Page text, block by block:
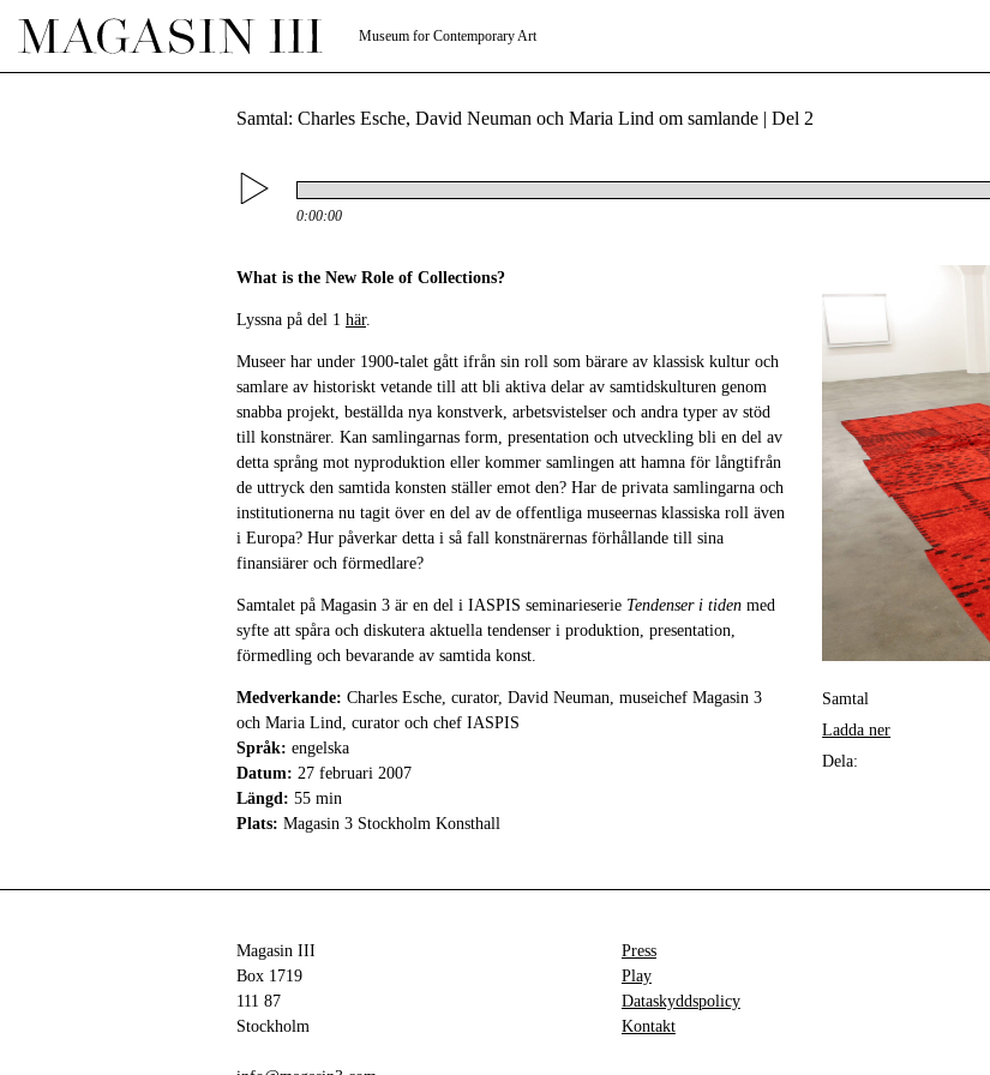
Museum for Contemporary Art
Samtal: Charles Esche, David Neuman och Maria Lind om samlande | Del 2
0:00:00
What is the New Role of Collections?
Lyssna på del 1 här.
Museer har under 1900-talet gått ifrån sin roll som bärare av klassisk kultur och
samlare av historiskt vetande till att bli aktiva delar av samtidskulturen genom
snabba projekt, beställda nya konstverk, arbetsvistelser och andra typer av stöd
till konstnärer. Kan samlingarnas form, presentation och utveckling bli en del av
detta språng mot nyproduktion eller kommer samlingen att hamna för långtifrån
de uttryck den samtida konsten ställer emot den? Har de privata samlingarna och
institutionerna nu tagit över en del av de offentliga museernas klassiska roll även
i Europa? Hur påverkar detta i så fall konstnärernas förhållande till sina
finansiärer och förmedlare?
Samtalet på Magasin 3 är en del i IASPIS seminarieserie Tendenser i tiden med
syfte att spåra och diskutera aktuella tendenser i produktion, presentation,
förmedling och bevarande av samtida konst.
Medverkande: Charles Esche, curator, David Neuman, museichef Magasin 3
och Maria Lind, curator och chef IASPIS
Språk: engelska
Datum: 27 februari 2007
Längd: 55 min
Plats: Magasin 3 Stockholm Konsthall
Samtal
Ladda ner
Dela:
Magasin III
Box 1719
111 87
Stockholm
Press
Play
Dataskyddspolicy
Kontakt